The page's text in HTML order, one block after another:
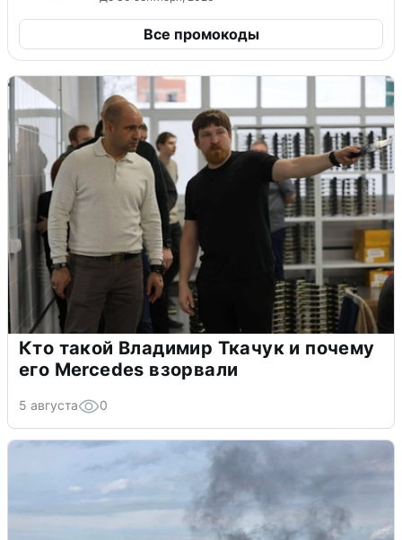
Все промокоды
Кто такой Владимир Ткачук и почему
его Mercedes взорвали
5 августа 0